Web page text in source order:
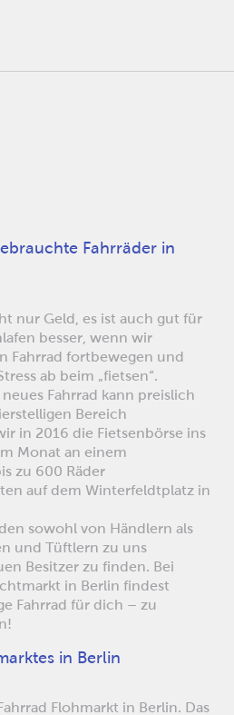
Fahrräder in
nur Geld, es ist auch gut für
besser, wenn wir
Fahrrad fortbewegen und
ab beim „fietsen“.
Fahrrad kann preislich
Bereich
in 2016 die Fietsenbörse ins
Monat an einem
zu 600 Räder
auf dem Winterfeldtplatz in
sowohl von Händlern als
und Tüftlern zu uns
Besitzer zu finden. Bei
in Berlin findest
Fahrrad für dich – zu
in Berlin
Flohmarkt in Berlin. Das